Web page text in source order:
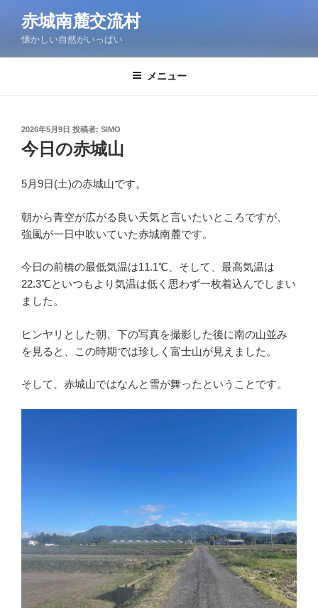
ン
赤城南麓交流村
懐かしい自然がいっぱい
メニュー
投
稿
日:
2026年5月9日 投稿者: SIMO
今日の赤城山
5月9日(土)の赤城山です。
朝から青空が広がる良い天気と言いたいところですが、
強風が一日中吹いていた赤城南麓です。
今日の前橋の最低気温は11.1℃、そして、最高気温は
22.3℃といつもより気温は低く思わず一枚着込んでしまい
ました。
ヒンヤリとした朝、下の写真を撮影した後に南の山並み
を見ると、この時期では珍しく富士山が見えました。
そして、赤城山ではなんと雪が舞ったということです。